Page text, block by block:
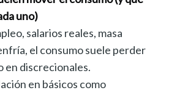
uno)
salarios reales, masa
el consumo suele perder
en discrecionales.
en básicos como